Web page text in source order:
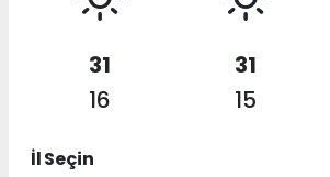
31
16
31
15
İl Seçin